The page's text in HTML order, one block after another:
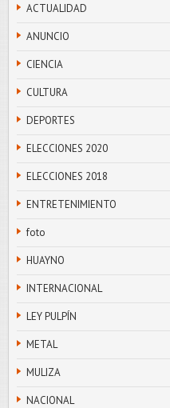
ACTUALIDAD
ANUNCIO
CIENCIA
CULTURA
DEPORTES
ELECCIONES 2020
ELECCIONES 2018
ENTRETENIMIENTO
foto
HUAYNO
INTERNACIONAL
LEY PULPÍN
METAL
MULIZA
NACIONAL